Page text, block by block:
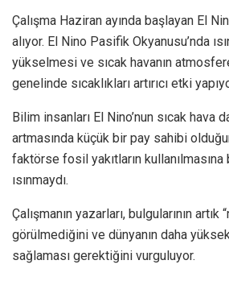
Çalışma Haziran ayında başlayan El
alıyor. El Nino Pasifik Okyanusu’nda
yükselmesi ve sıcak havanın
genelinde sıcaklıkları artırıcı etki
Bilim insanları El Nino’nun sıcak hava
artmasında küçük bir pay sahibi
faktörse fosil yakıtların kullanılmasına
ısınmaydı.
Çalışmanın yazarları, bulgularının artık
görülmediğini ve dünyanın daha
sağlaması gerektiğini vurguluyor.